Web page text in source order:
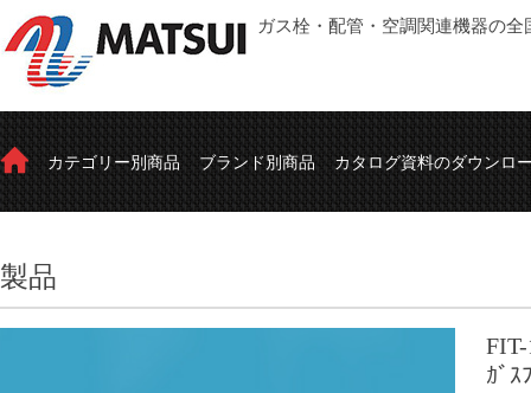
ガス栓・配管・空調関連機器の全
カテゴリー別商品 ブランド別商品 カタログ資料のダウンロ
製品
ｶﾞｽ